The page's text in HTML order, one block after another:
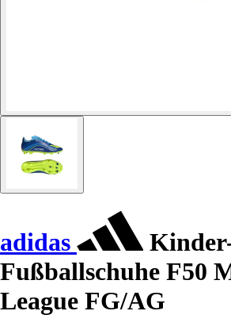
adidas
Fußballschuhe F50
League FG/AG